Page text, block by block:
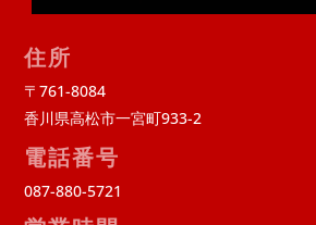
住所
〒761-8084
香川県高松市一宮町933-2
電話番号
087-880-5721